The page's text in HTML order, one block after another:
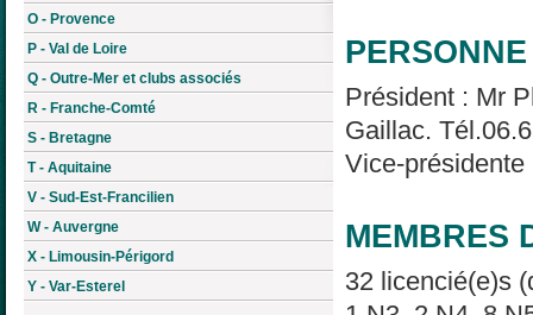
O - Provence
P - Val de Loire
Q - Outre-Mer et clubs associés
R - Franche-Comté
S - Bretagne
T - Aquitaine
V - Sud-Est-Francilien
W - Auvergne
X - Limousin-Périgord
Y - Var-Esterel
Président : Mr
Gaillac.
Vice-
MEMBRES
32 licencié(e)s